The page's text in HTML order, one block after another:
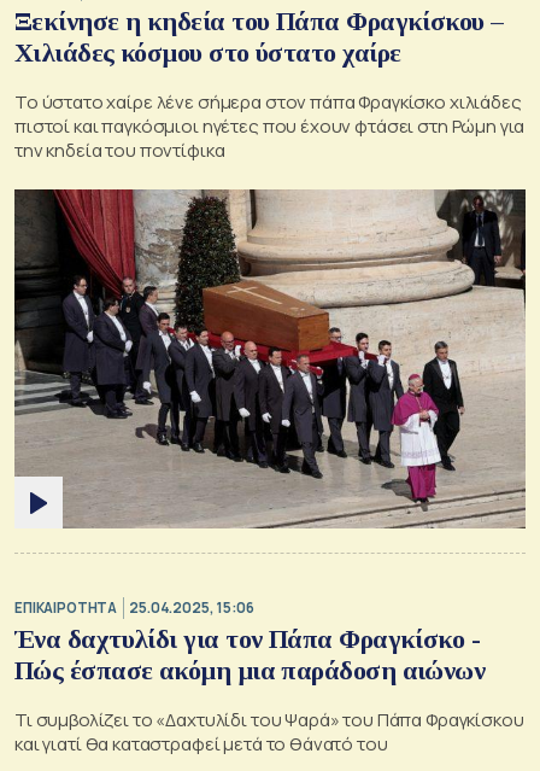
Ξεκίνησε η κηδεία του Πάπα Φραγκίσκου –
Χιλιάδες κόσμου στο ύστατο χαίρε
Το ύστατο χαίρε λένε σήμερα στον πάπα Φραγκίσκο χιλιάδες
πιστοί και παγκόσμιοι ηγέτες που έχουν φτάσει στη Ρώμη για
την κηδεία του ποντίφικα
ΕΠΙΚΑΙΡΟΤΗΤΑ 25.04.2025, 15:06
Ένα δαχτυλίδι για τον Πάπα Φραγκίσκο -
Πώς έσπασε ακόμη μια παράδοση αιώνων
Τι συμβολίζει το «Δαχτυλίδι του Ψαρά» του Πάπα Φραγκίσκου
και γιατί θα καταστραφεί μετά το θάνατό του